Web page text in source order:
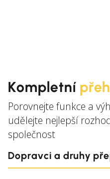
Kompletní
Porovnejte funkce a
udělejte nejlepší
společnost
Dopravci a druhy